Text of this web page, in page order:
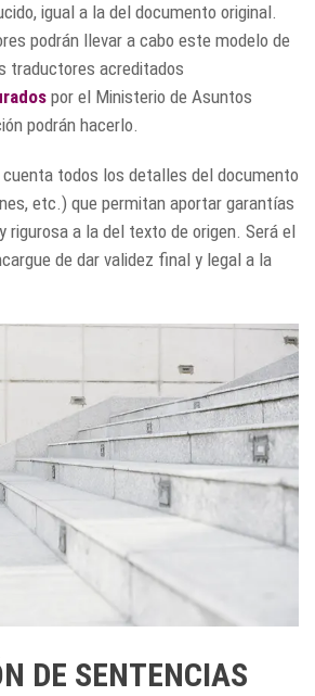
igual a la del documento original.
podrán llevar a cabo este modelo de
traductores acreditados
por el Ministerio de Asuntos
podrán hacerlo.
todos los detalles del documento
etc.) que permitan aportar garantías
rigurosa a la del texto de origen. Será el
de dar validez final y legal a la
DE SENTENCIAS